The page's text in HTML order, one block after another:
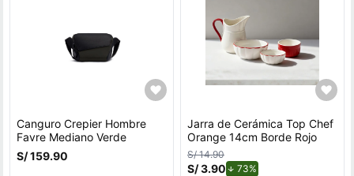
Canguro Crepier Hombre
Favre Mediano Verde
S/ 159.90
Jarra de Cerámica Top Chef
Orange 14cm Borde Rojo
S/ 14.90
S/ 3.90 73%de descuento.